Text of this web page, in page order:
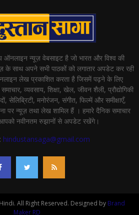
ऑनलाइन न्यूज़ वेबसाइट है जो भारत और विश्व की
के साथ अपने सभी पाठकों को लगातार अपडेट कर रही
लेख प्रकाशित करता है जिसमें पढ़ने के लिए
व्यवसाय, शिक्षा, खेल, जीवन शैली, प्रौद्योगिकी
सेलिब्रिटी, मनोरंजन, संगीत, फिल्में और समीक्षाएँ,
पर न्यूज़ तथा लेख शामिल हैं । हमारे दैनिक समाचार
नवीनतम रुझानों से अपडेट रखेंगे।
hindustansaga@gmail.com
All Right Reserved. Designed by Brand
Maker RD